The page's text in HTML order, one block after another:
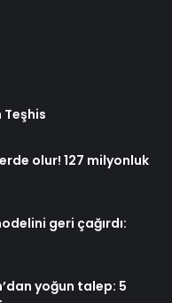
Teşhis
olur! 127 milyonluk
geri çağırdı:
yoğun talep: 5